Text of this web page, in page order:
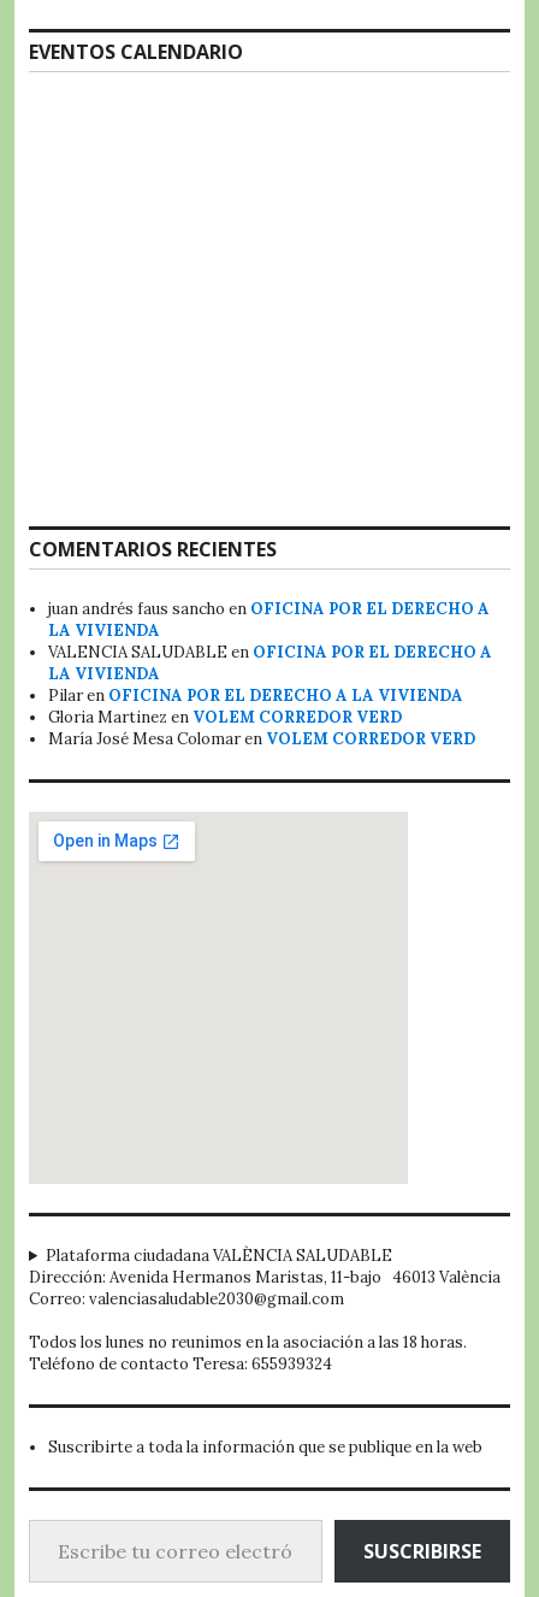
EVENTOS CALENDARIO
COMENTARIOS RECIENTES
juan andrés faus sancho en OFICINA POR EL DERECHO A
LA VIVIENDA
VALENCIA SALUDABLE en OFICINA POR EL DERECHO A
LA VIVIENDA
Pilaren OFICINA POR EL DERECHO A LA VIVIENDA
Gloria Martinez en VOLEM CORREDOR VERD
María José Mesa Colomaren VOLEM CORREDOR VERD
Plataforma ciudadana VALÈNCIA SALUDABLE
Dirección: Avenida Hermanos Maristas, 11-bajo 46013 València
Correo: valenciasaludable2030@gmail.com
Todos los lunes no reunimos en la asociación a las 18 horas.
Teléfono de contacto Teresa: 655939324
Suscribirte a toda la información que se publique en la web
Escribe tu correo electrónico…
SUSCRIBIRSE